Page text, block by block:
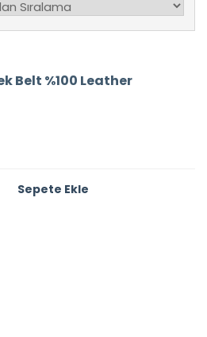
Belt %100 Leather
Sepete Ekle